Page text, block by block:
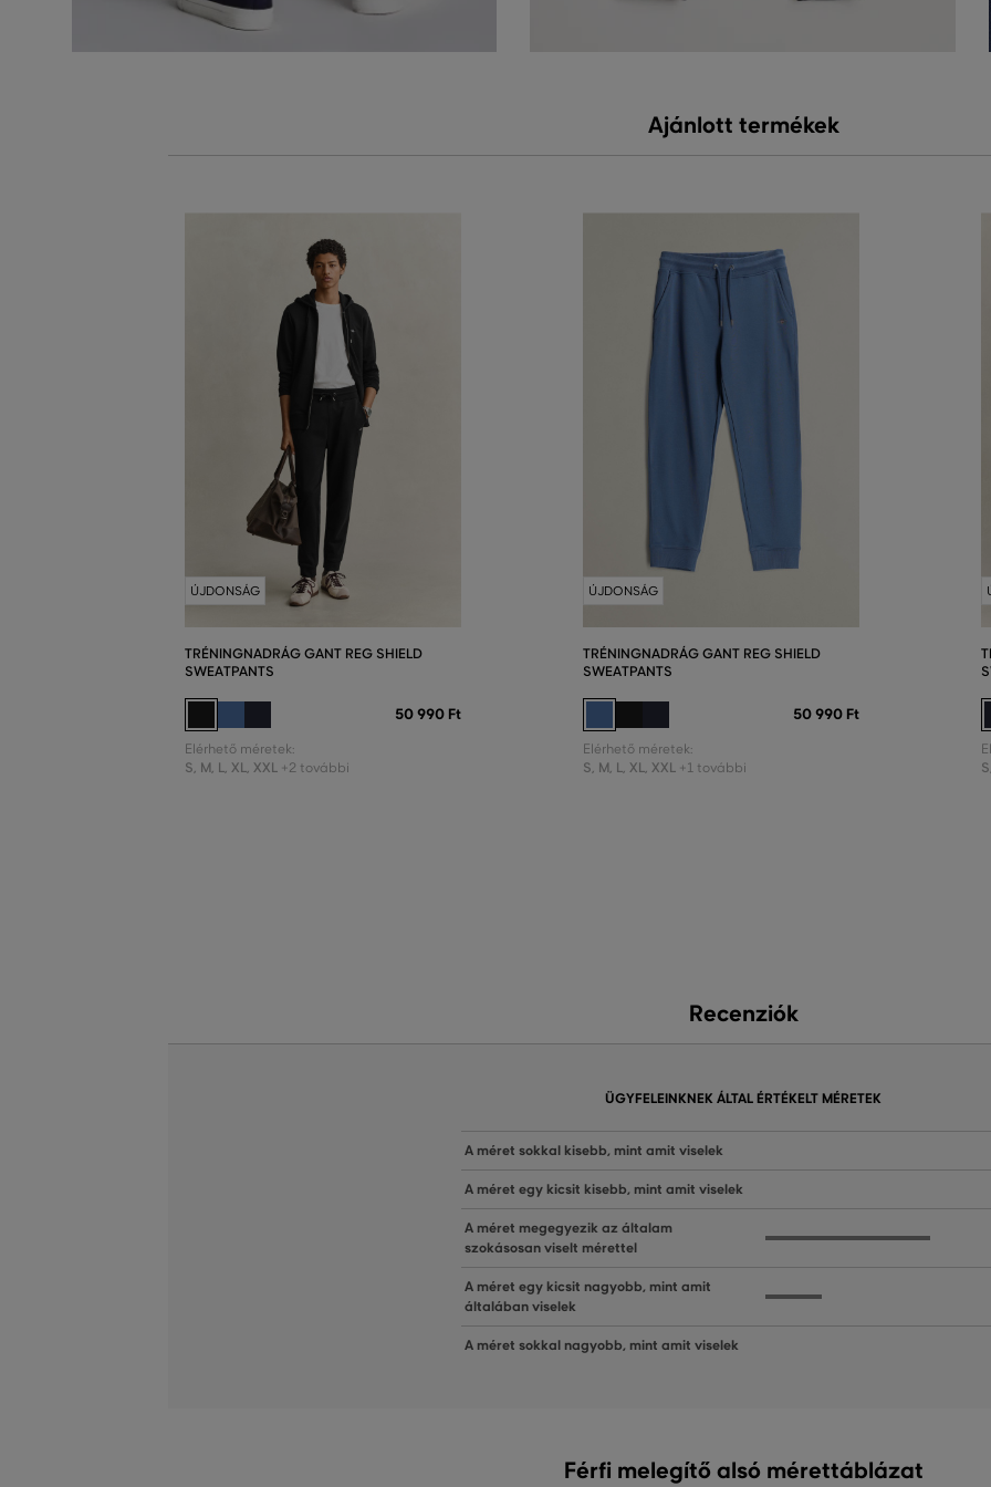
Ajánlott termékek
ÚJDONSÁG
TRÉNINGNADRÁG GANT REG SHIELD
SWEATPANTS
50 990 Ft
Elérhető méretek:
S, M, L, XL, XXL +2 további
ÚJDONSÁG
TRÉNINGNADRÁG GANT REG SHIELD
SWEATPANTS
50 990 Ft
Elérhető méretek:
S, M, L, XL, XXL +1 további S
Recenziók
ÜGYFELEINKNEK ÁLTAL ÉRTÉKELT MÉRETEK
A méret sokkal kisebb, mint amit viselek
A méret egy kicsit kisebb, mint amit viselek
A méret megegyezik az általam
szokásosan viselt mérettel
A méret egy kicsit nagyobb, mint amit
általában viselek
A méret sokkal nagyobb, mint amit viselek
Férfi melegítő alsó mérettáblázat